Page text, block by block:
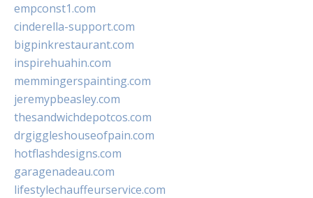
empconst1.com
cinderella-support.com
bigpinkrestaurant.com
inspirehuahin.com
memmingerspainting.com
jeremypbeasley.com
thesandwichdepotcos.com
drgiggleshouseofpain.com
hotflashdesigns.com
garagenadeau.com
lifestylechauffeurservice.com